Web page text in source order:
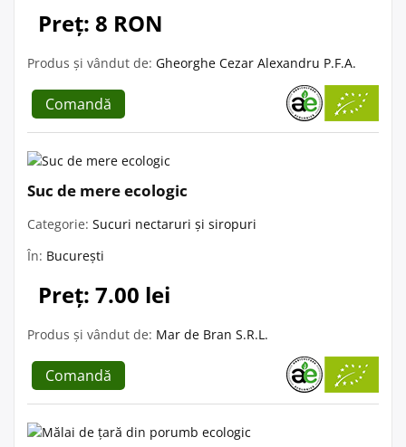
Preț: 8 RON
Produs și vândut de: Gheorghe Cezar Alexandru P.F.A.
Comandă
Suc de mere ecologic
Categorie: Sucuri nectaruri și siropuri
În: București
Preț: 7.00 lei
Produs și vândut de: Mar de Bran S.R.L.
Comandă